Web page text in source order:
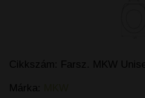
Cikkszám: Farsz. MKW
Márka: